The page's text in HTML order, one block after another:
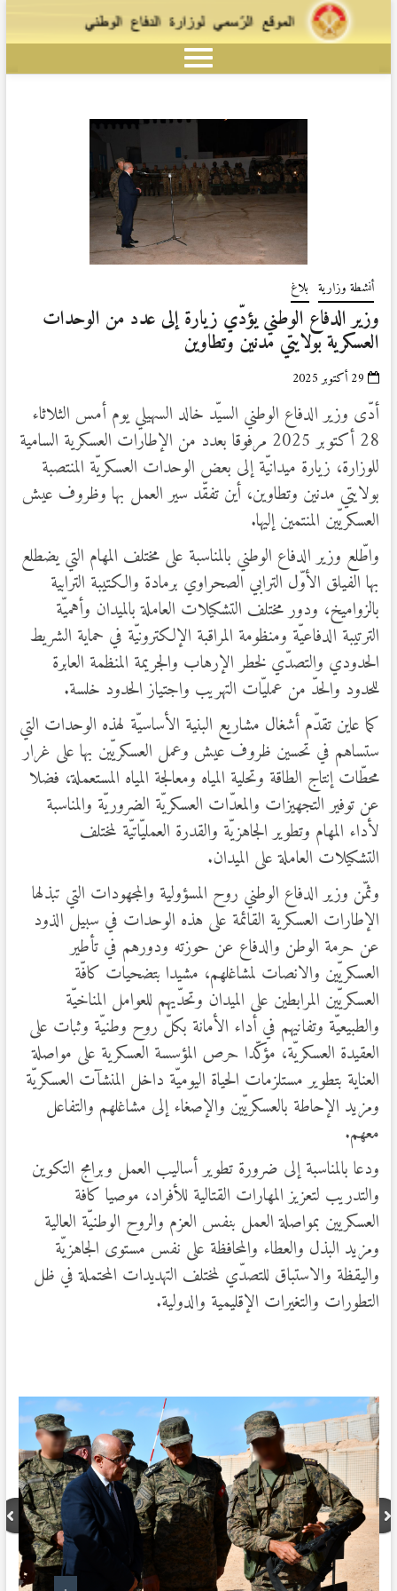
أنشطة وزارية بلاغ
وزير الدفاع الوطني يؤدّي زيارة إلى عدد من الوحدات
العسكرية بولايتي مدنين وتطاوين
29 أكتوبر 2025
أدّى وزير الدفاع الوطني السيّد خالد السهيلي يوم أمس الثلاثاء
28 أكتوبر 2025 مرفوقا بعدد من الإطارات العسكرية السامية
للوزارة، زيارة ميدانيّة إلى بعض الوحدات العسكريّة المنتصبة
بولايتي مدنين وتطاوين، أين تفقّد سير العمل بها وظروف عيش
العسكريّين المنتمين إليها.
واطّلع وزير الدفاع الوطني بالمناسبة على مختلف المهام التي يضطلع
بها الفيلق الأوّل الترابي الصحراوي برمادة والكتيبة الترابية
بالزواميخ، ودور مختلف التشكيلات العاملة بالميدان وأهميّة
الترتيبة الدفاعيّة ومنظومة المراقبة الإلكترونيّة في حماية الشريط
الحدودي والتصدّي لخطر الإرهاب والجريمة المنظمة العابرة
للحدود والحدّ من عمليّات التهريب واجتياز الحدود خلسة.
كما عاين تقدّم أشغال مشاريع البنية الأساسيّة لهذه الوحدات التي
ستساهم في تحسين ظروف عيش وعمل العسكريّين بها على غرار
محطّات إنتاج الطاقة وتحلية المياه ومعالجة المياه المستعملة، فضلا
عن توفير التجهيزات والمعدّات العسكريّة الضروريّة والمناسبة
لأداء المهام وتطوير الجاهزيّة والقدرة العمليّاتيّة لمختلف
التشكيلات العاملة على الميدان.
وثمّن وزير الدفاع الوطني روح المسؤولية والمجهودات التي تبذلها
الإطارات العسكرية القائمة على هذه الوحدات في سبيل الذود
عن حرمة الوطن والدفاع عن حوزته ودورهم في تأطير
العسكريّين والانصات لمشاغلهم، مشيدا بتضحيات كافّة
العسكريّين المرابطين على الميدان وتحدّيهم للعوامل المناخيّة
والطبيعيّة وتفانيهم في أداء الأمانة بكلّ روح وطنيّة وثبات على
العقيدة العسكريّة، مؤكّدا حرص المؤسسة العسكرية على مواصلة
العناية بتطوير مستلزمات الحياة اليوميّة داخل المنشآت العسكريّة
ومزيد الإحاطة بالعسكريّين والإصغاء إلى مشاغلهم والتفاعل
معهم.
ودعا بالمناسبة إلى ضرورة تطوير أساليب العمل وبرامج التكوين
والتدريب لتعزيز المهارات القتالية للأفراد، موصيا كافة
العسكريين بمواصلة العمل بنفس العزم والروح الوطنيّة العالية
ومزيد البذل والعطاء والمحافظة على نفس مستوى الجاهزيّة
واليقظة والاستباق للتصدّي لمختلف التهديدات المحتملة في ظل
التطورات والتغيرات الإقليمية والدولية.